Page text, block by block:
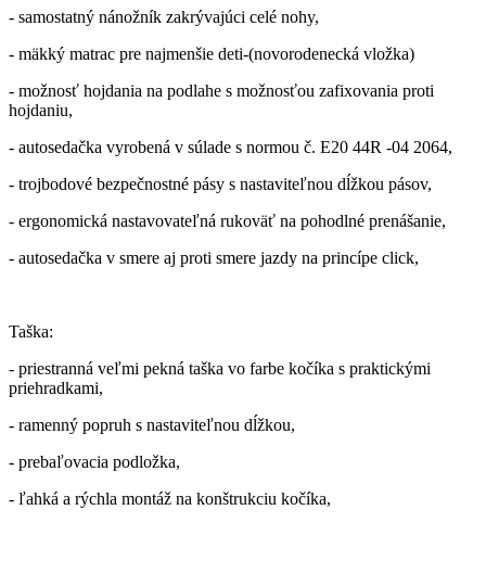
- samostatný nánožník zakrývajúci celé nohy,
- mäkký matrac pre najmenšie deti-(novorodenecká vložka)
- možnosť hojdania na podlahe s možnosťou zafixovania proti
hojdaniu,
- autosedačka vyrobená v súlade s normou č. E20 44R -04 2064,
- trojbodové bezpečnostné pásy s nastaviteľnou dĺžkou pásov,
- ergonomická nastavovateľná rukoväť na pohodlné prenášanie,
- autosedačka v smere aj proti smere jazdy na princípe click,
Taška:
- priestranná veľmi pekná taška vo farbe kočíka s praktickými
priehradkami,
- ramenný popruh s nastaviteľnou dĺžkou,
- prebaľovacia podložka,
- ľahká a rýchla montáž na konštrukciu kočíka,